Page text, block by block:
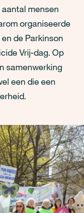
mensen
organiseerde
de Parkinson
Vrij-dag. Op
samenwerking
een die een